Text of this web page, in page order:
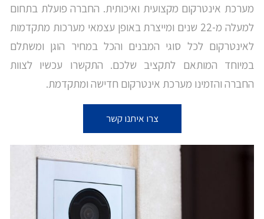
מערכת אינטרקום מקצועית ואיכותית. החברה פועלת בתחום
למעלה מ-22 שנים ומייצרת באופן עצמאי מערכות מתקדמות
לאינטרקום לכל סוגי המבנים והכל במחיר הוגן ומשתלם
במיוחד המותאם לתקציב שלכם. התקשרו עכשיו לצוות
החברה והזמינו מערכת אינטרקום חדישה ומתקדמת.
צרו איתנו קשר